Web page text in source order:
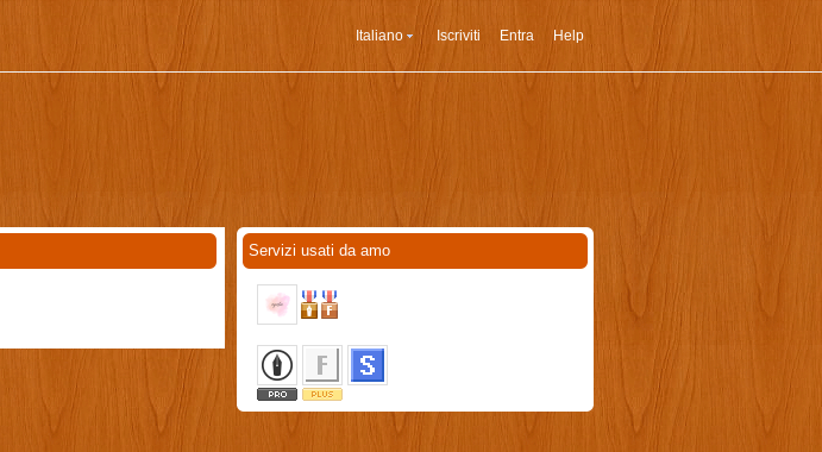
Italiano Iscriviti Entra Help
Servizi usati da amo